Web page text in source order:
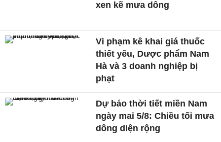
xen kẽ mưa dông
Vi phạm kê khai giá thuốc
thiết yếu, Dược phẩm Nam
Hà và 3 doanh nghiệp bị
phạt
Dự báo thời tiết miền Nam
ngày mai 5/8: Chiều tối mưa
dông diện rộng